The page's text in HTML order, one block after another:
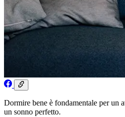
Dormire bene è fondamentale per un
un sonno perfetto.